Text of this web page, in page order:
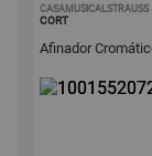
CASAMUSICALSTRAUSS
CORT
Afinador